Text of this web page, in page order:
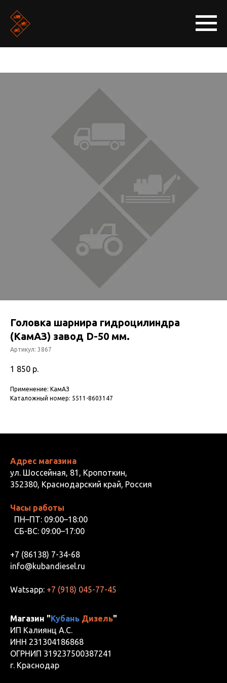
Головка шарнира гидроцилиндра
(КамАЗ) завод D-50 мм.
Артикул: 3867
1 850 р.
Применение: КамАЗ
Каталожный номер: 5511-8603147
Адрес магазина
ул. Шоссейная, 81, Кропоткин,
352380, Краснодарский край, Россия
Часы работы
ПН–ПТ: 09:00–18:00
СБ-ВС: 09:00–17:00
+7 (86138) 7-34-68
info@kubandiesel.ru
Watsapp: +7 (918) 045-77-45
Магазин "Кубань Дизель"
ИП Калиянц А.С.
ИНН 231304186868
ОГРНИП 319237500387241
г. Краснодар